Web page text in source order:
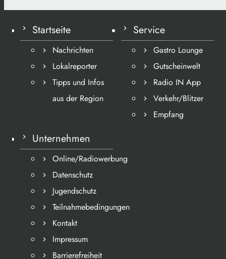
Startseite
Nachrichten
Lokalreporter
Tipps und Infos
aus der Region
Service
Gastro Lounge
Gutscheinwelt
Radio IN App
Verkehr/Blitzer
Empfang
Unternehmen
Online/Radiowerbung
Datenschutz
Jugendschutz
Teilnahmebedingungen
Kontakt
Impressum
Barrierefreiheit